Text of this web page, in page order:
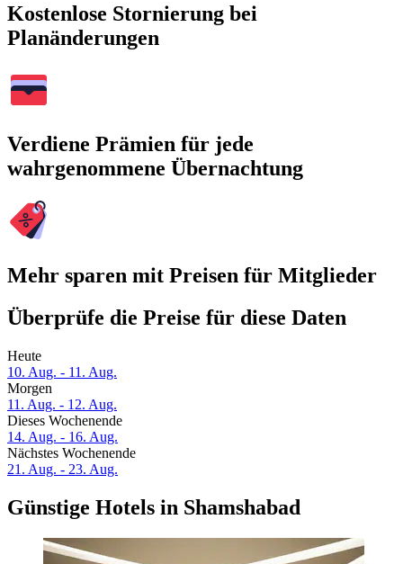
Kostenlose Stornierung bei
Planänderungen
Verdiene Prämien für jede
wahrgenommene Übernachtung
Mehr sparen mit Preisen für Mitglieder
Überprüfe die Preise für diese Daten
Heute
10. Aug. - 11. Aug.
Morgen
11. Aug. - 12. Aug.
Dieses Wochenende
14. Aug. - 16. Aug.
Nächstes Wochenende
21. Aug. - 23. Aug.
Günstige Hotels in Shamshabad